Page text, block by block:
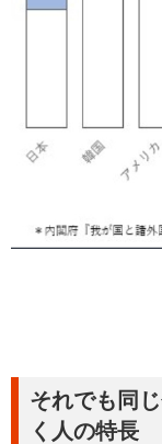
それでも同
く人の特長